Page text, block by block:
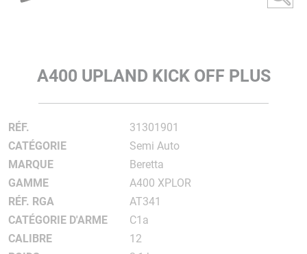
A400 UPLAND KICK OFF PLUS
RÉF.
31301901
CATÉGORIE
Semi Auto
MARQUE
Beretta
GAMME
A400 XPLOR
RÉF. RGA
AT341
CATÉGORIE D'ARME
C1a
CALIBRE
12